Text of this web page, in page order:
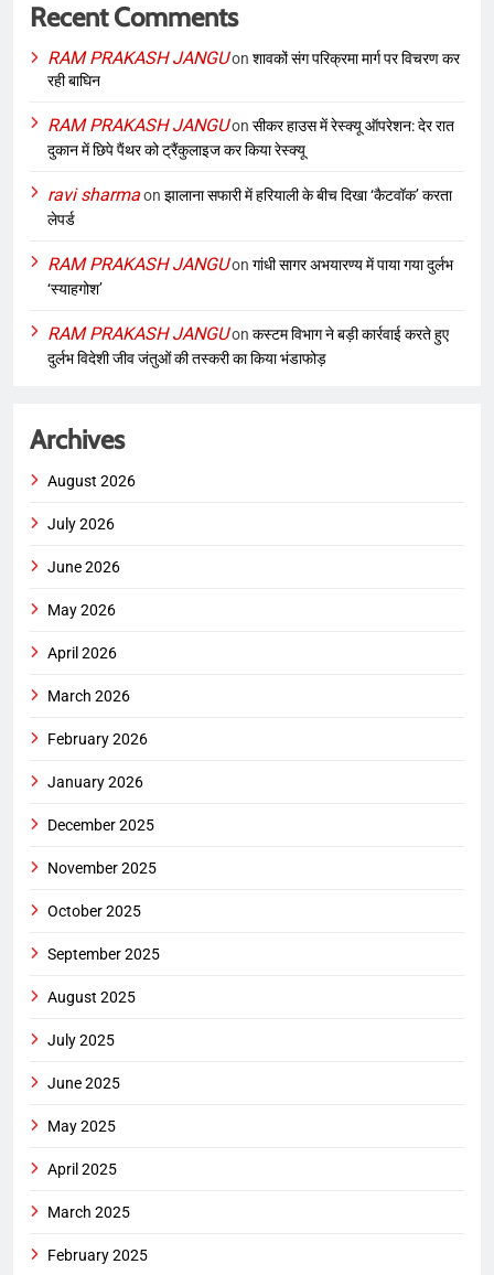
Recent Comments
RAM PRAKASH JANGUon शावकों संग परिक्रमा मार्ग पर विचरण कर
रही बाघिन
RAM PRAKASH JANGUon सीकर हाउस में रेस्क्यू ऑपरेशन: देर रात
दुकान में छिपे पैंथर को ट्रैंकुलाइज कर किया रेस्क्यू
ravi sharmaon झालाना सफारी में हरियाली के बीच दिखा ‘कैटवॉक’ करता
लेपर्ड
RAM PRAKASH JANGUon गांधी सागर अभयारण्य में पाया गया दुर्लभ
‘स्याहगोश’
RAM PRAKASH JANGUon कस्टम विभाग ने बड़ी कार्रवाई करते हुए
दुर्लभ विदेशी जीव जंतुओं की तस्करी का किया भंडाफोड़
Archives
August 2026
July 2026
June 2026
May 2026
April 2026
March 2026
February 2026
January 2026
December 2025
November 2025
October 2025
September 2025
August 2025
July 2025
June 2025
May 2025
April 2025
March 2025
February 2025